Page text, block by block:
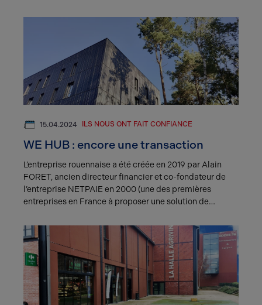
15.04.2024 ILS NOUS ONT FAIT CONFIANCE
WE HUB : encore une transaction
L’entreprise rouennaise a été créée en 2019 par Alain
FORET, ancien directeur financier et co-fondateur de
l’entreprise NETPAIE en 2000 (une des premières
entreprises en France à proposer une solution de